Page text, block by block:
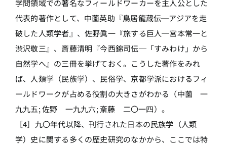
学問領域での著名なフィールドワーカーを主人公とした
代表的著作として、中薗英助『鳥居龍蔵伝─アジアを走
破した人類学者』、佐野眞一『旅する巨人─宮本常一と
渋沢敬三』、斎藤清明『今西錦司伝─「すみわけ」から
自然学へ』の三冊を挙げておく。こうした著作をみれ
ば、人類学（民族学）、民俗学、京都学派におけるフィ
ールドワークが占める役割の大きさがわかる（中薗 一
九九五; 佐野 一九九六; 斎藤 二〇一四）。
［4］九〇年代以降、刊行された日本の民族学（人類
学）史に関する多くの歴史研究のなかから、ここでは特